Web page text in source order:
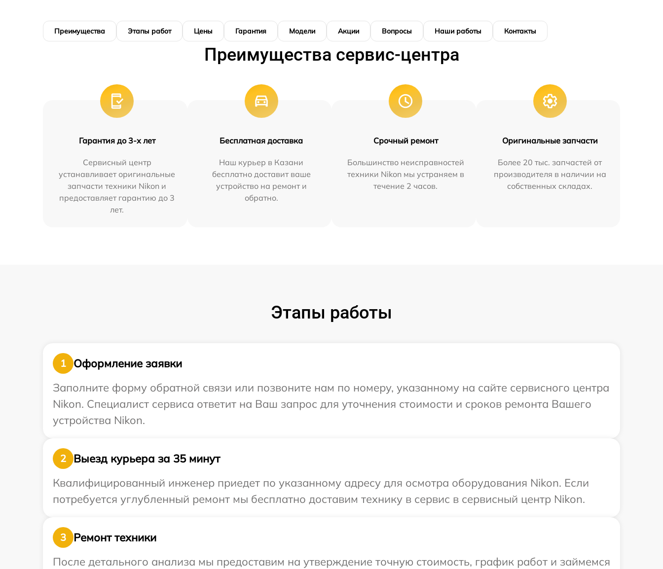
Преимущества Этапы работ Цены Гарантия Модели Акции Вопросы Наши работы Контакты
Преимущества сервис-центра
Гарантия до 3-х лет
Сервисный центр
устанавливает оригинальные
запчасти техники Nikon и
предоставляет гарантию до 3
лет.
Бесплатная доставка
Наш курьер в Казани
бесплатно доставит ваше
устройство на ремонт и
обратно.
Срочный ремонт
Большинство неисправностей
техники Nikon мы устраняем в
течение 2 часов.
Оригинальные запчасти
Более 20 тыс. запчастей от
производителя в наличии на
собственных складах.
Этапы работы
1
Оформление заявки
Заполните форму обратной связи или позвоните нам по номеру, указанному на сайте сервисного центра
Nikon. Специалист сервиса ответит на Ваш запрос для уточнения стоимости и сроков ремонта Вашего
устройства Nikon.
2
Выезд курьера за 35 минут
Квалифицированный инженер приедет по указанному адресу для осмотра оборудования Nikon. Если
потребуется углубленный ремонт мы бесплатно доставим технику в сервис в сервисный центр Nikon.
3
Ремонт техники
После детального анализа мы предоставим на утверждение точную стоимость, график работ и займемся